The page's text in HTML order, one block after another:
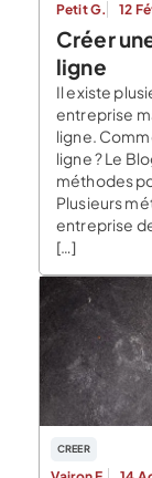
Petit G. 12
Créer
ligne
Il existe
entreprise
ligne.
ligne ? Le
méthodes
Plusieurs
entreprise
[…]
CREER